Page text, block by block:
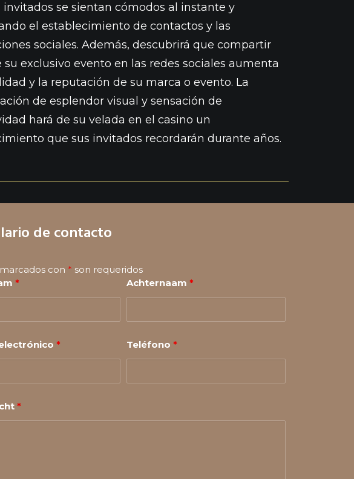
invitados se sientan cómodos al instante y
el establecimiento de contactos y las
sociales. Además, descubrirá que compartir
su exclusivo evento en las redes sociales aumenta
y la reputación de su marca o evento. La
de esplendor visual y sensación de
hará de su velada en el casino un
que sus invitados recordarán durante años.
de contacto
con * son requeridos
* Achternaam *
* Teléfono *
*